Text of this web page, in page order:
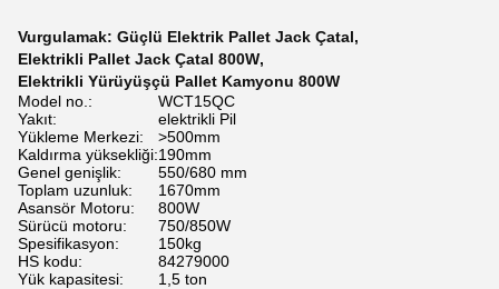
Vurgulamak: Güçlü Elektrik Pallet Jack Çatal,
Elektrikli Pallet Jack Çatal 800W,
Elektrikli Yürüyüşçü Pallet Kamyonu 800W
Model no.:
WCT15QC
Yakıt:
elektrikli Pil
Yükleme Merkezi:
>500mm
Kaldırma yüksekliği:190mm
Genel genişlik:
550/680 mm
Toplam uzunluk:
1670mm
Asansör Motoru:
800W
Sürücü motoru:
750/850W
Spesifikasyon:
150kg
HS kodu:
84279000
Yük kapasitesi:
1,5 ton